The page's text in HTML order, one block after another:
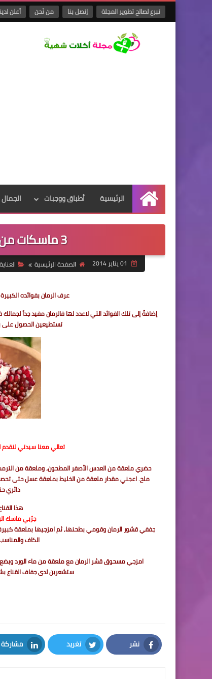
تبرع لصالح تطوير المجلة إتصل بنا من نَحن أعلن
الرئيسية
الرئيسية أطباق ووجبات
3 ماسكات من قشر الرمان لبشرة لا مثيل لها
الصفحة الرئيسية
عرف الرمان بفوائده
إضافةً إلى تلك الفوائد التي لاعدد لها فالرمان مفيد جداً
تستطيعين الحصول على
تعالي معنا سيدتي
حضري ملعقة من العدس الأصفر المطحون، وملعقة من
ملح. اعجني مقدار ملعقة من الخليط بملعقة عسل حتى
دائري
هذا
جرّبي ماسك
جففي قشور الرمان وقومي بطحنها، ثم امزجيها بملعقة
الكاف
ستشعرين لدى جفاف القناع
نشر
Facebook
تغريد
Twitter
مشاركة
LinkedIn